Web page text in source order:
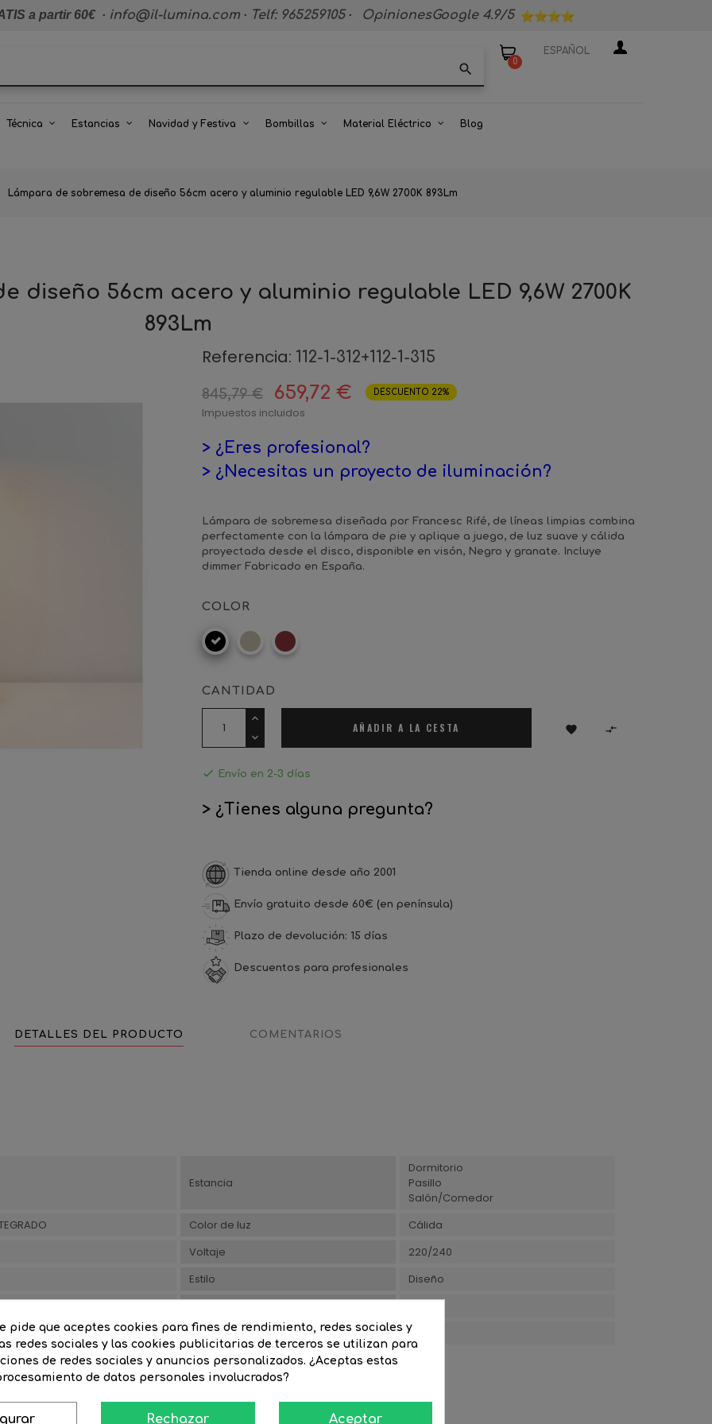
a partir 60€· info@il-lumina.com · Telf: 965259105 · OpinionesGoogle 4.9/5
search 0
ESPAÑOL
Técnica Estancias Navidad y Festiva Bombillas Material Eléctrico Blog
Lámpara de sobremesa de diseño 56cm acero y aluminio regulable LED 9,6W 2700K 893Lm
diseño 56cm acero y aluminio regulable LED 9,6W 2700K
893Lm
Referencia: 112-1-312+112-1-315
845,79 € 659,72 € DESCUENTO 22%
Impuestos incluidos
> ¿Eres profesional?
> ¿Necesitas un proyecto de iluminación?
Lámpara de sobremesa diseñada por Francesc Rifé, de líneas limpias combina
perfectamente con la lámpara de pie y aplique a juego, de luz suave y cálida
proyectada desde el disco, disponible en visón, Negro y granate. Incluye
dimmer Fabricado en España.
COLOR
Negro
mate
Visón Granate
CANTIDAD
AÑADIR A LA CESTA  
 Envío en 2-3 días
> ¿Tienes alguna pregunta?
Tienda online desde año 2001
Envío gratuito desde 60€ (en península)
Plazo de devolución: 15 días
Descuentos para profesionales
DETALLES DEL PRODUCTO COMENTARIOS
Estancia
Dormitorio
Pasillo
Salón/Comedor
Color de luz
Cálida
Voltaje
220/240
Estilo
Diseño
Altura artículo(cm)
58
pide que aceptes cookies para fines de rendimiento, redes sociales y
redes sociales y las cookies publicitarias de terceros se utilizan para
de redes sociales y anuncios personalizados. ¿Aceptas estas
de datos personales involucrados?
Rechazar Aceptar